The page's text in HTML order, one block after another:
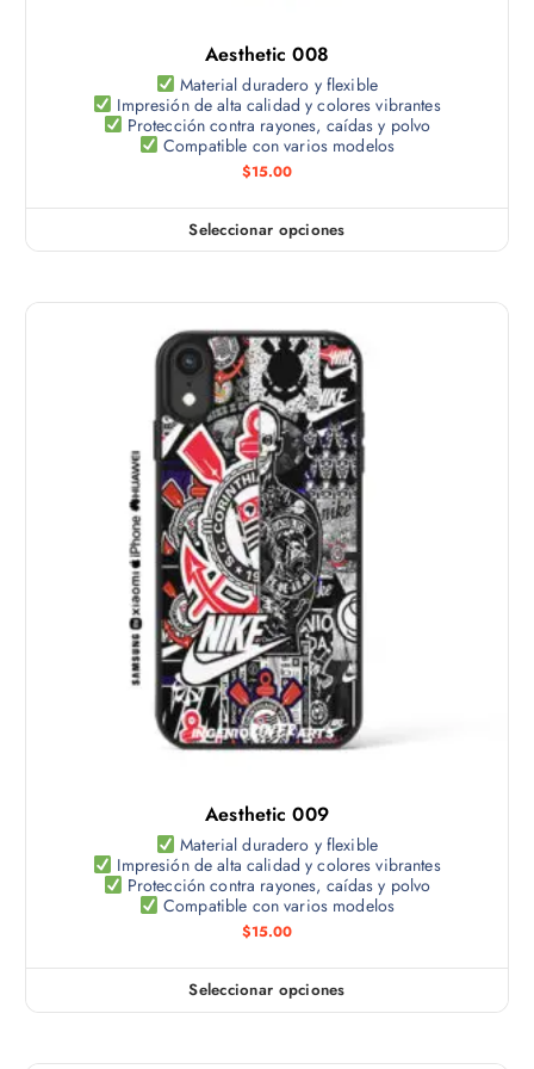
d
c
t
o
p
u
e
d
e
n
e
l
i
r
e
n
l
a
p
á
g
i
n
a
d
e
p
r
d
c
t
o
i
p
l
e
s
r
a
n
t
e
s
.
L
a
s
o
p
c
i
o
n
e
s
p
u
e
d
e
n
e
l
Aesthetic 008
Material duradero y flexible
Impresión de alta calidad y colores vibrantes
Protección contra rayones, caídas y polvo
Compatible con varios modelos
$15.00
Seleccionar opciones
E
t
e
p
r
o
d
u
c
t
o
t
i
e
n
e
m
ú
i
p
l
e
s
a
r
Aesthetic 009
Material duradero y flexible
Impresión de alta calidad y colores vibrantes
Protección contra rayones, caídas y polvo
Compatible con varios modelos
$15.00
Seleccionar opciones
E